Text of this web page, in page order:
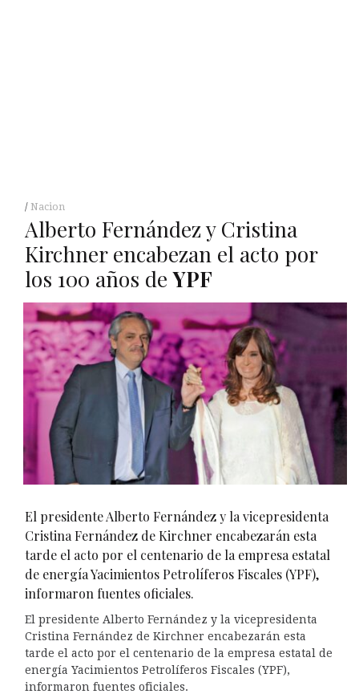
Nacion
Alberto Fernández y Cristina
Kirchner encabezan el acto por
los 100 años deYPF
El presidente Alberto Fernández y la vicepresidenta
Cristina Fernández de Kirchner encabezarán esta
tarde el acto por el centenario de la empresa estatal
de energía Yacimientos Petrolíferos Fiscales (YPF),
informaron fuentes oficiales.
El presidente Alberto Fernández y la vicepresidenta
Cristina Fernández de Kirchner encabezarán esta
tarde el acto por el centenario de la empresa estatal de
energía Yacimientos Petrolíferos Fiscales (YPF),
informaron fuentes oficiales.